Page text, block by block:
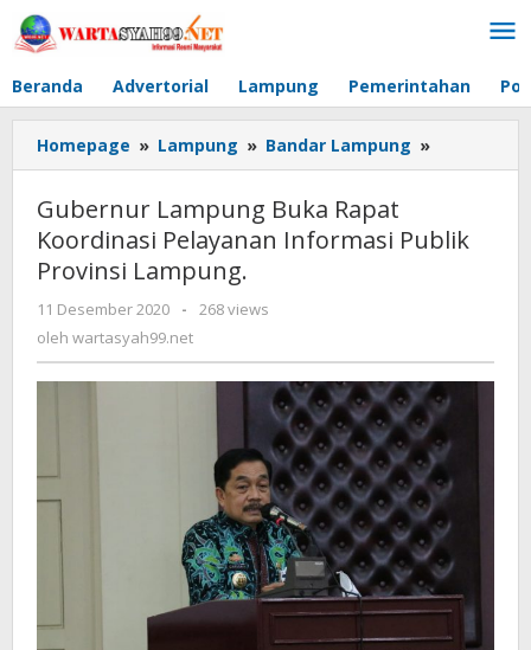
Lewati
ke
Beranda
Advertorial Lampung Pemerintahan
Homepage » Lampung » Bandar Lampung »
Lampung
Koordinasi
Lampung.
Gubernur Lampung Buka Rapat
Koordinasi Pelayanan Informasi Publik
Provinsi Lampung.
11 Desember 2020
oleh
wartasyah99.net
-
268 views
oleh wartasyah99.net